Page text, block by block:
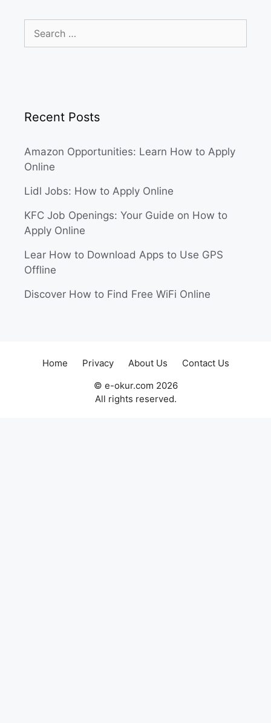
Recent Posts
Amazon Opportunities: Learn How to Apply
Online
Lidl Jobs: How to Apply Online
KFC Job Openings: Your Guide on How to
Apply Online
Lear How to Download Apps to Use GPS
Offline
Discover How to Find Free WiFi Online
Home Privacy About Us
Contact Us
© e-okur.com 2026
All rights reserved.